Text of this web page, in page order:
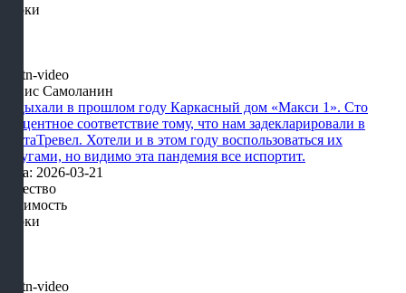
Сроки
Денис Самоланин
Отдыхали в прошлом году Каркасный дом «Макси 1». Сто
процентное соответствие тому, что нам задекларировали в
КартаТревел. Хотели и в этом году воспользоваться их
услугами, но видимо эта пандемия все испортит.
Дата: 2026-03-21
Качество
Стоимость
Сроки